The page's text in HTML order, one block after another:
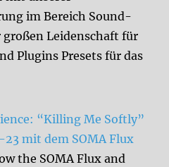
im Bereich Sound-
großen Leidenschaft für
Plugins Presets für das
“Killing Me Softly”
23 mit dem SOMA Flux
the SOMA Flux and